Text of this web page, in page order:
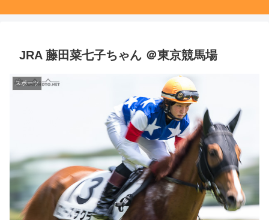
JRA 藤田菜七子ちゃん ＠東京競馬場
スポーツ